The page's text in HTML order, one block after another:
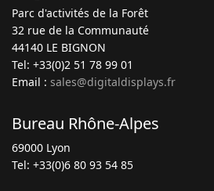
Parc d'activités de la Forêt
32 rue de la Communauté
44140 LE BIGNON
Tel: +33(0)2 51 78 99 01
Email : sales@digitaldisplays.fr
Bureau Rhône-Alpes
69000 Lyon
Tel: +33(0)6 80 93 54 85